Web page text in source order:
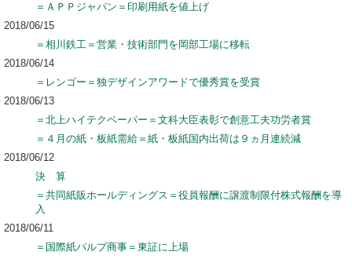
＝ＡＰＰジャパン＝印刷用紙を値上げ
2018/06/15
＝相川鉄工＝営業・技術部門を岡部工場に移転
2018/06/14
＝レンゴー＝独デザインアワードで優秀賞を受賞
2018/06/13
＝北上ハイテクペーパー＝文科大臣表彰で創意工夫功労者賞
＝４月の紙・板紙需給＝紙・板紙国内出荷は９ヵ月連続減
2018/06/12
決 算
＝共同紙販ホールディングス＝役員報酬に譲渡制限付株式報酬を導
入
2018/06/11
＝国際紙パルプ商事＝東証に上場